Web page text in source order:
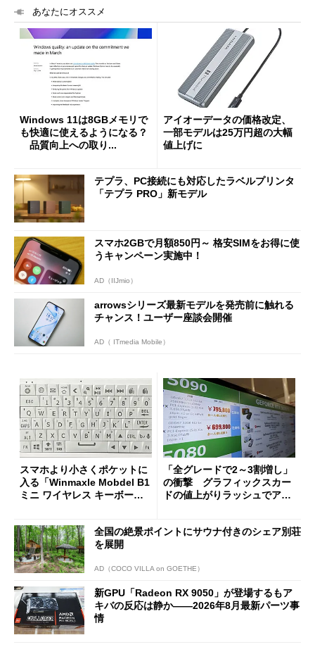
あなたにオススメ
Windows 11は8GBメモリで
も快適に使えるようになる？
品質向上への取り...
アイオーデータの価格改定、
一部モデルは25万円超の大幅
値上げに
テプラ、PC接続にも対応したラベルプリンタ
「テプラ PRO」新モデル
スマホ2GBで月額850円～ 格安SIMをお得に使
うキャンペーン実施中！
AD（IIJmio）
arrowsシリーズ最新モデルを発売前に触れる
チャンス！ユーザー座談会開催
AD（ ITmedia Mobile）
スマホより小さくポケットに
入る「Winmaxle Mobdel B1
ミニ ワイヤレス キーボー
「全グレードで2～3割増し」
の衝撃 グラフィックスカー
ドの値上がりラッシュでアキ
全国の絶景ポイントにサウナ付きのシェア別荘
を展開
AD（COCO VILLA on GOETHE）
新GPU「Radeon RX 9050」が登場するもア
キバの反応は静か――2026年8月最新パーツ事
情